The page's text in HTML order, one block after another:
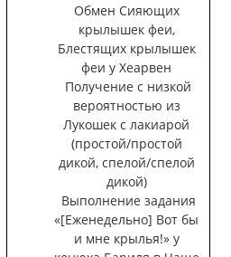
Обмен Сияющих
крылышек феи,
Блестящих крылышек
феи у Хеарвен
Получение с низкой
вероятностью из
Лукошек с лакиарой
(простой/простой
дикой, спелой/спелой
дикой)
Выполнение задания
«[Еженедельно] Вот бы
и мне крылья!» у